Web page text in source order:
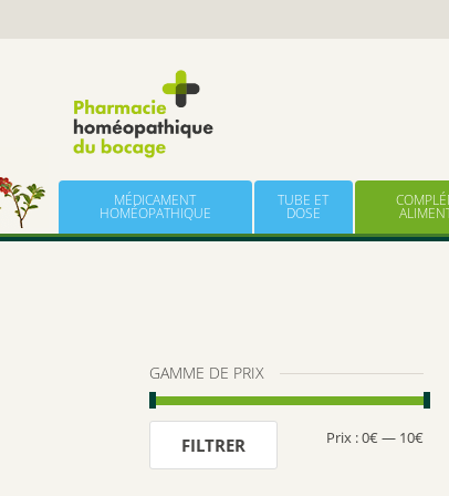
Skip to content
MÉDICAMENT
HOMÉOPATHIQUE
TUBE ET
DOSE
GAMME DE PRIX
Prix
Prix
FILTRER Prix :0€— 10€